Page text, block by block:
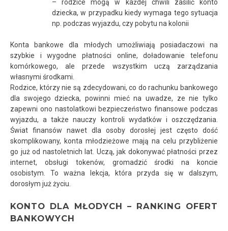
– rodzice mogą w każdej chwili zasilić konto
dziecka, w przypadku kiedy wymaga tego sytuacja
np. podczas wyjazdu, czy pobytu na kolonii
Konta bankowe dla młodych umożliwiają posiadaczowi na
szybkie i wygodne płatności online, doładowanie telefonu
komórkowego, ale przede wszystkim uczą zarządzania
własnymi środkami.
Rodzice, którzy nie są zdecydowani, co do rachunku bankowego
dla swojego dziecka, powinni mieć na uwadze, ze nie tylko
zapewni ono nastolatkowi bezpieczeństwo finansowe podczas
wyjazdu, a także nauczy kontroli wydatków i oszczędzania.
Świat finansów nawet dla osoby dorosłej jest często dość
skomplikowany, konta młodzieżowe mają na celu przybliżenie
go już od nastoletnich lat. Uczą, jak dokonywać płatności przez
internet, obsługi tokenów, gromadzić środki na koncie
osobistym. To ważna lekcja, która przyda się w dalszym,
dorosłym już życiu.
KONTO DLA MŁODYCH – RANKING OFERT
BANKOWYCH